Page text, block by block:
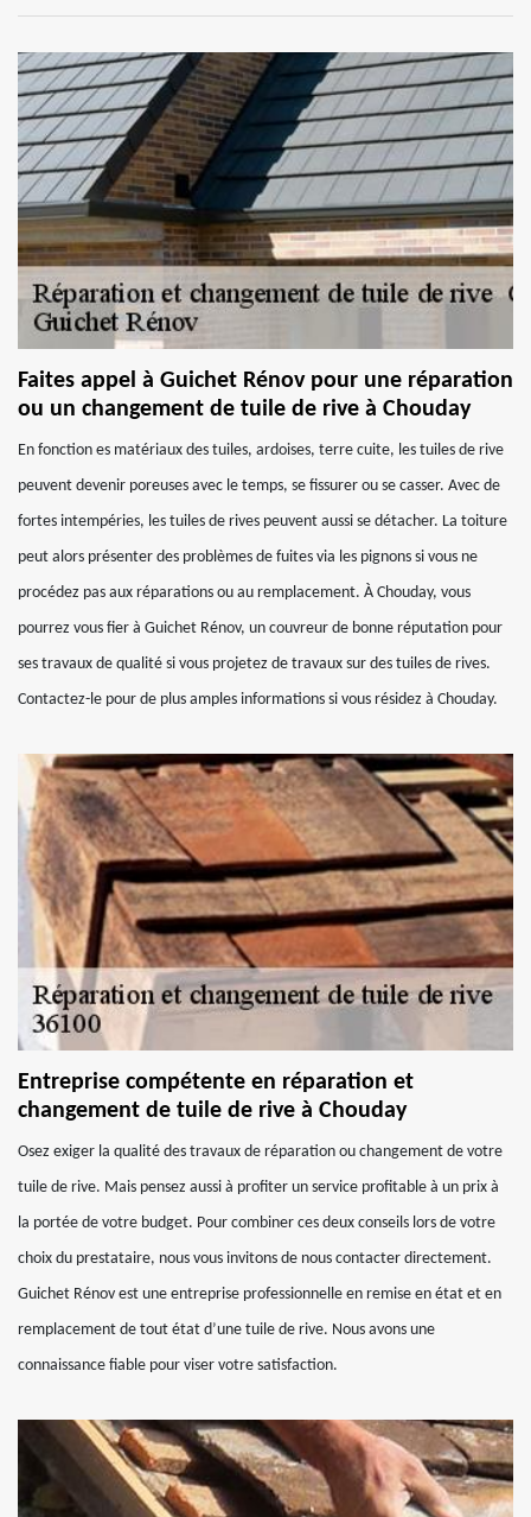
Faites appel à Guichet Rénov pour une réparation
ou un changement de tuile de rive à Chouday
En fonction es matériaux des tuiles, ardoises, terre cuite, les tuiles de rive
peuvent devenir poreuses avec le temps, se fissurer ou se casser. Avec de
fortes intempéries, les tuiles de rives peuvent aussi se détacher. La toiture
peut alors présenter des problèmes de fuites via les pignons si vous ne
procédez pas aux réparations ou au remplacement. À Chouday, vous
pourrez vous fier à Guichet Rénov, un couvreur de bonne réputation pour
ses travaux de qualité si vous projetez de travaux sur des tuiles de rives.
Contactez-le pour de plus amples informations si vous résidez à Chouday.
Entreprise compétente en réparation et
changement de tuile de rive à Chouday
Osez exiger la qualité des travaux de réparation ou changement de votre
tuile de rive. Mais pensez aussi à profiter un service profitable à un prix à
la portée de votre budget. Pour combiner ces deux conseils lors de votre
choix du prestataire, nous vous invitons de nous contacter directement.
Guichet Rénov est une entreprise professionnelle en remise en état et en
remplacement de tout état d’une tuile de rive. Nous avons une
connaissance fiable pour viser votre satisfaction.